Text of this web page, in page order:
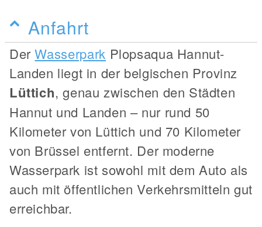
Anfahrt
DerWasserpark Plopsaqua Hannut-
Landen liegt in der belgischen Provinz
Lüttich, genau zwischen den Städten
Hannut und Landen – nur rund 50
Kilometer von Lüttich und 70 Kilometer
von Brüssel entfernt. Der moderne
Wasserpark ist sowohl mit dem Auto als
auch mit öffentlichen Verkehrsmitteln gut
erreichbar.